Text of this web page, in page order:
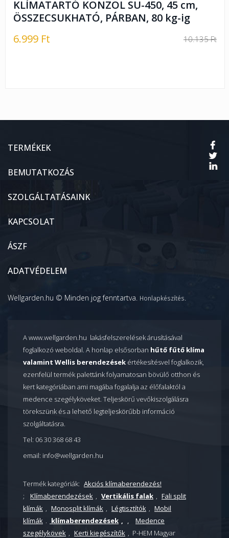
KLÍMATARTÓ KONZOL SU-450, 45 cm,
ÖSSZECSUKHATÓ, PÁRBAN, 80 kg-ig
6.999 Ft
10.135 Ft
TERMÉKEK
BEMUTATKOZÁS
SZOLGÁLTATÁSAINK
KAPCSOLAT
ÁSZF
ADATVÉDELEM
Wellgarden.hu © Minden jog fenntartva. Honlapkészítés.
A www.wellgarden.hu lakásfelszerelések árusításával
foglalkozó weboldal. A honlap elsősorban hűtő fűtő klíma
valamint Wellis berendezések értékesítésvel foglalkozik,
ezenfelül termék palettánk folyamatosan bövülő otthon és
kert kategóriában ami magába fogalalja az élőfalaktól a
medence szegélyköveket. Teljeskörű vevőkiszolgálásra
törekszünk és a lehető legteljeskörűbb információ
szolgáltatásra.
Tel: 06 30 368 68 43
email: info@wellgarden.hu
Termék kategóriák: Akciós klímaberendezés!
;
Klímaberendezések , Vertikális falak , Fali split
klímák , Monosplit klímák , Légtisztítók , Mobil
klímák . klímaberendezések , ,
Medence
szegélykövek , Kerti kiegészítők , P-HEM Magyar